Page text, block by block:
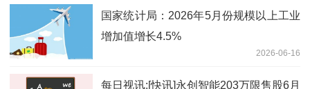
国家统计局：2026年5月份规模以上工业
增加值增长4.5%
2026-06-16
每日视讯:[快讯]永创智能203万限售股6月